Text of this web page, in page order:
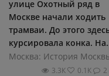
улице Охотный ряд в
Москве начали ходить
трамваи. До этого
курсировала конка.
Москва: История
3.3К 0.1К 2